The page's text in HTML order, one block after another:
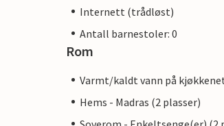
Internett (trådløst)
Antall barnestoler: 0
Rom
Varmt/kaldt vann på
Hems - Madras (2 plasser)